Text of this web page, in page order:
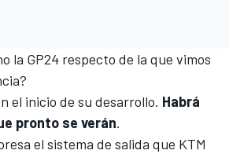
la GP24 respecto de la que vimos
el inicio de su desarrollo. Habrá
pronto se verán.
el sistema de salida que KTM